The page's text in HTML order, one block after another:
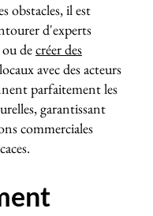
obstacles, il est
d'experts
decréer des
locaux avec des acteurs
parfaitement les
garantissant
commerciales